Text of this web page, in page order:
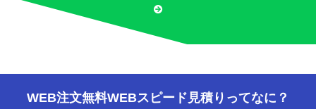
WEB注文無料WEBスピード見積りってなに？